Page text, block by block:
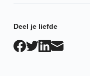
Deel je liefde